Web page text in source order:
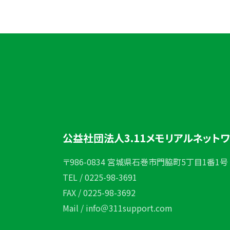
公益社団法人3.11メモリアルネット
〒986-0834 宮城県石巻市門脇町5丁目1番1
TEL / 0225-98-3691
FAX / 0225-98-3692
Mail / info＠311support.com